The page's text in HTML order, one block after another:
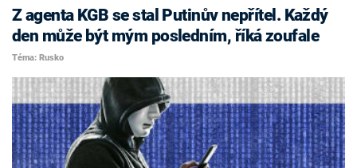
Z agenta KGB se stal Putinův nepřítel. Každý
den může být mým posledním, říká zoufale
Téma: Rusko